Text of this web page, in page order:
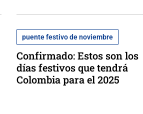
puente festivo de noviembre
Confirmado: Estos son los
días festivos que tendrá
Colombia para el 2025